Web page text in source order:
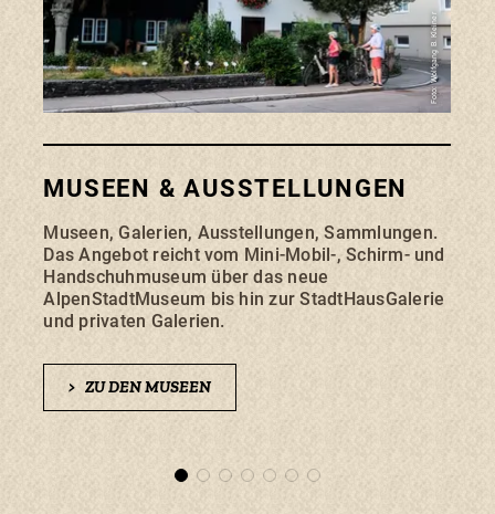
Foto: Wolfgang B. Kleiner
MUSEEN & AUSSTELLUNGEN
Museen, Galerien, Ausstellungen, Sammlungen.
Das Angebot reicht vom Mini-Mobil-, Schirm- und
Handschuhmuseum über das neue
AlpenStadtMuseum bis hin zur StadtHausGalerie
und privaten Galerien.
>ZU DEN MUSEEN